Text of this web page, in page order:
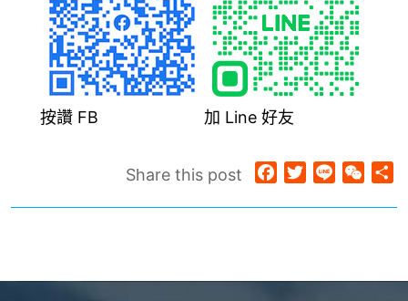
按讚 FB 加 Line 好友
Share this post FacebookTwitterLine